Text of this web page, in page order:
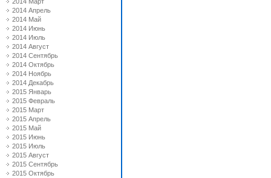
2014 Апрель
2014 Май
2014 Июнь
2014 Июль
2014 Август
2014 Сентябрь
2014 Октябрь
2014 Ноябрь
2014 Декабрь
2015 Январь
2015 Февраль
2015 Март
2015 Апрель
2015 Май
2015 Июнь
2015 Июль
2015 Август
2015 Сентябрь
2015 Октябрь